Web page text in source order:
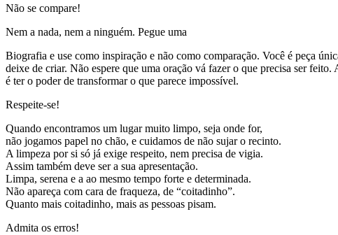
Não se compare!
Nem a nada, nem a ninguém. Pegue uma
Biografia e use como inspiração e não como comparação. Você é peça
deixe de criar. Não espere que uma oração vá fazer o que precisa ser
é ter o poder de transformar o que parece impossível.
Respeite-se!
Quando encontramos um lugar muito limpo, seja onde for,
não jogamos papel no chão, e cuidamos de não sujar o recinto.
A limpeza por si só já exige respeito, nem precisa de vigia.
Assim também deve ser a sua apresentação.
Limpa, serena e a ao mesmo tempo forte e determinada.
Não apareça com cara de fraqueza, de “coitadinho”.
Quanto mais coitadinho, mais as pessoas pisam.
Admita os erros!